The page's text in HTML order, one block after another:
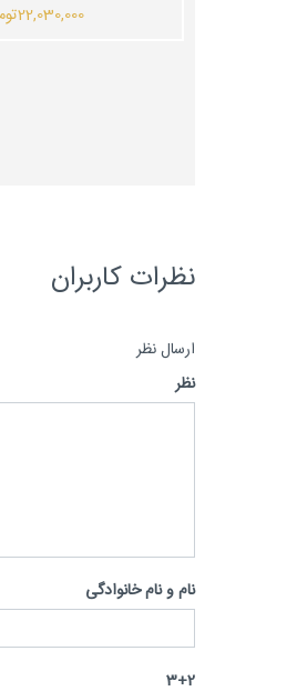
22,030,000
نظرات کاربران
ارسال نظر
نظر
نام و نام خانوادگی
3+2